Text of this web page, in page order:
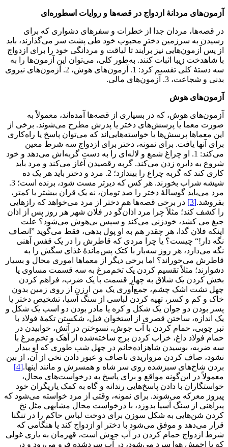
آزمونهای مردانۀ ازدواج در قصهها و روایات اسطوره ای
در قصه‌ها، مردان جدا از خطرات و سفرهای دشواری که برای
رسیدن به سرزمین دختر محبوب خود طی پشت سر می‌گذارند، باید
از پس آزمون‌هایی نیز برآیند تا لیاقت و مردانگی خود را برای ازدواج
با شاهدخت زیبا اثبات کنند. به‌طور کلی، می‌توان این آزمون‌ها را به
سه دستۀ کلی تقسیم کرد: 1. آزمون‌های هوش، 2. آزمون‌های نیروی
بدنی و شجاعت، 3. آزمون‌های مالی.
آزمونهای هوش
آزمون‌های هوش، که در بسیاری از قصه‌ها آمده‌اند، معمولاً به
صورت معما یا پرسش‌های دختر یا پدرش مطرح می‌شوند. برخی از
این معماها پرسش‌ها یا خواسته‌هایی‌اند که می‌توان پاسخ یا راه‌کاری
برای آنها یافت. برای نمونه، دختر برای ازدواج سه شرط معین
می‌کند: 1. او چراغ شمع و لاله‌ای را به دست گربه‌اش می‌دهد و خود
شروع به دایره زدن می‌کند. گربه رقصیدن آغاز می‌کند و مرد باید
کاری کند که گربه چراغ را بیندازد؛ 2. مرد و دختر باید هر یک ده
شیشه شراب بخورند. هر کس که دیرتر مست شود، برنده است؛ 3.
مرد می‌باید گوسالۀ دختر را صد تومان، نه یک قران بیشتر یا کمتر،
بفروشد.[3]
در برخی قصه‌ها هم دختر از مرد می‌خواهد که رازهایی
را کشف کند؛ مثلاً چرا مرد اذان‌گو در فلان شهر هر روز پس از اذان
جیغ می کشد، خودزنی می‌کند و سپس بی‌هوش می‌شود؟ علت
اینکه فلان گدا، هر چقدر هم به او پول بدهی، فقط می‌گوید ”انصاف
نگه‌ دار!“ چیست؟ یا چرا مردی که قاطرش را در یک قفس آهنی
نگه می‌دارد، هر روز سه‌بار با کتک پس‌ماندۀ غذای سگش را به
قاطرش می‌خوراند؟ اما برخی دیگر از معماها اموری محال و بسیار
دشوارند؛ مثلاً تقسیم کردن یک تخم‌مرغ به سه قسمت مساوی یا
بخش کردن یک شلاق به چهار قسمت با یک ضرب، فراهم کردن
چهل تشت اشک چشم، جمع‌آوری یک من ارزن از روی زمین بدون
خاک و کم و کسر، تهیه کردن لباسی از سنگ آسیا، تشخیص دختر یا
پسر بودن دو جوان یک شکل و کره یا مادر بودن دو اسب یک شکل و
یک اندازه، ساختن قصری از استخوان فیل، شکستن تکمۀ فولاد با
تبر چوبی، حمام کردن با آب جوش، نسوختن در آتش، خوابیدن در
حمام فولاد داغ، خراب کردن برج ساخته‌شده از آهک و تخم‌مرغ با
سه ضربه، بوسیدن شاهزاده‌خانم در چهل شب طوری که او بیدار
نشود، صاف کردن مرواریدی ناصاف و عبور دادن نخی از آن، از بین
بردن شاخ‌های سبزشده روی سر شاه و همسرش و مانند اینها.[4]
معمولاً در این‌گونه مواقع و برای پاسخ به درخواست‌های محال،
خواستگاران با دادن پاسخ‌هایی رندانه و گاه به کمک یاریگران خود
پیروز معرکه می‌شوند. برای نمونه، وقتی از مرد خواسته می‌شود که
پیراهنی از سنگ آسیا بدوزد، با درخواست محال مشابهی مثل نخ
کردن شن‌هایی به شکل سوزن برای دوخت لباس حاکم را در تنگنا
قرار می‌دهد و موفق می‌شود با دختر او ازدواج کند یا هنگامی که
شرط ازدواج حمام کردن در آب جوش است، قهرمان به یاری غولی
که با اخمش هوا سرد می‌شود، در آب سردشده فرو می‌رود و در